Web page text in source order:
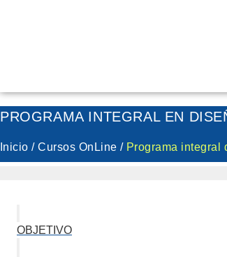
PROGRAMA INTEGRAL EN
Inicio / Cursos OnLine / Programa integral
OBJETIVO